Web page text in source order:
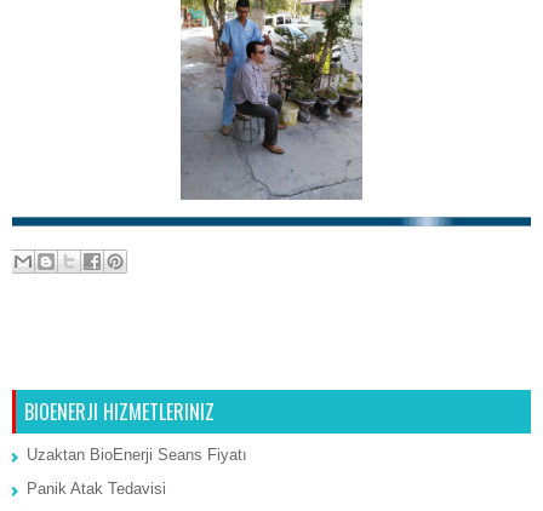
BIOENERJI HIZMETLERINIZ
Uzaktan BioEnerji Seans Fiyatı
Panik Atak Tedavisi